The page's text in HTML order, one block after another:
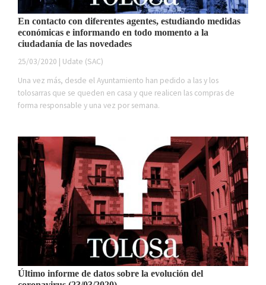
En contacto con diferentes agentes, estudiando medidas
económicas e informando en todo momento a la
ciudadanía de las novedades
25/03/2020 | Udate (SAC)
Una vez más, desde el Ayuntamiento han pedido a las y los
tolosarras que se queden en casa y que realicen las compras de
forma responsable y una vez por semana.
Último informe de datos sobre la evolución del